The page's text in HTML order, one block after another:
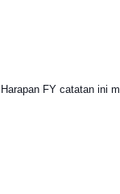
Harapan FY catatan ini